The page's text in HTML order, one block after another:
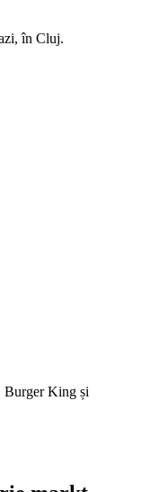
în Cluj.
Burger King și